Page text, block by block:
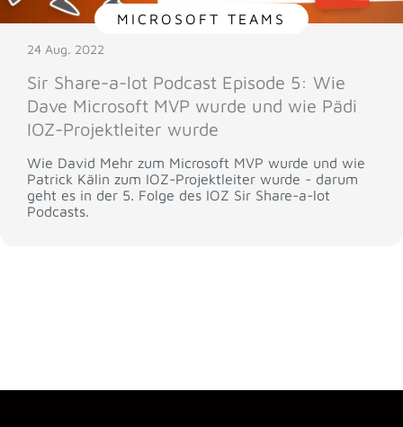
MICROSOFT TEAMS
24 Aug. 2022
Sir Share-a-lot Podcast Episode 5: Wie
Dave Microsoft MVP wurde und wie Pädi
IOZ-Projektleiter wurde
Wie David Mehr zum Microsoft MVP wurde und wie
Patrick Kälin zum IOZ-Projektleiter wurde - darum
geht es in der 5. Folge des IOZ Sir Share-a-lot
Podcasts.